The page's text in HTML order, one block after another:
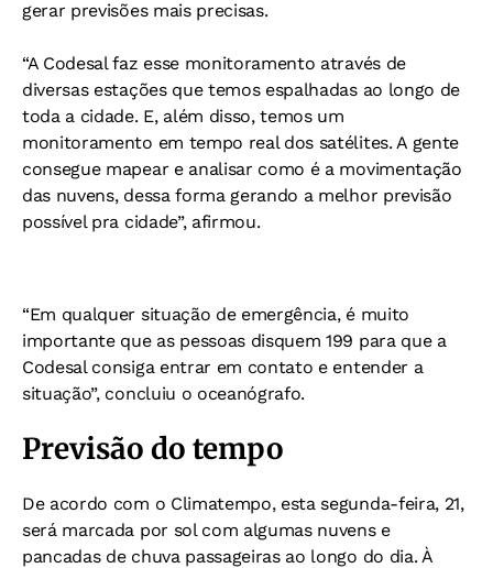
gerar previsões mais precisas.
“A Codesal faz esse monitoramento através de
diversas estações que temos espalhadas ao longo de
toda a cidade. E, além disso, temos um
monitoramento em tempo real dos satélites. A gente
consegue mapear e analisar como é a movimentação
das nuvens, dessa forma gerando a melhor previsão
possível pra cidade”, afirmou.
“Em qualquer situação de emergência, é muito
importante que as pessoas disquem 199 para que a
Codesal consiga entrar em contato e entender a
situação”, concluiu o oceanógrafo.
Previsão do tempo
De acordo com o Climatempo, esta segunda-feira, 21,
será marcada por sol com algumas nuvens e
pancadas de chuva passageiras ao longo do dia. À